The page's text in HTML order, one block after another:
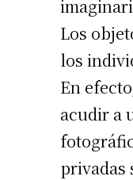
Los
los
En
acudir a
privadas